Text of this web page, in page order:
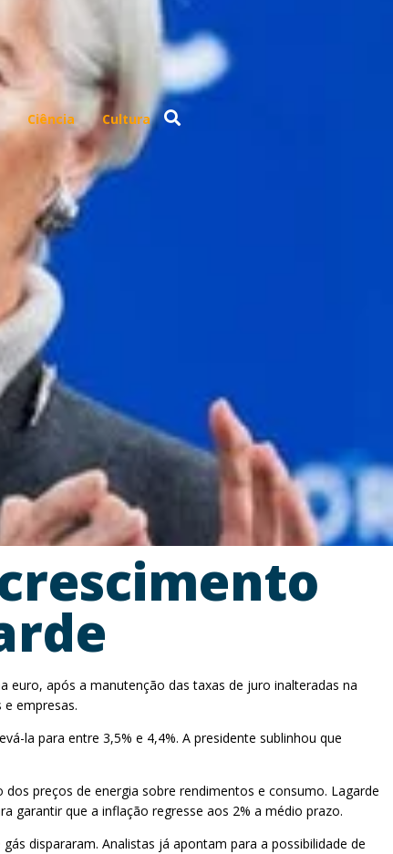
Ciência Cultura
euro, após a manutenção das taxas de juro inalteradas na
empresas.
la para entre 3,5% e 4,4%. A presidente sublinhou que
preços de energia sobre rendimentos e consumo. Lagarde
garantir que a inflação regresse aos 2% a médio prazo.
dispararam. Analistas já apontam para a possibilidade de